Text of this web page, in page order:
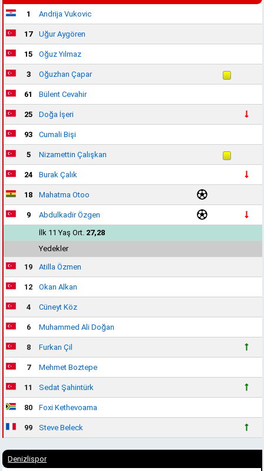
1 Andrija Vukovic
17 Uğur Aygören
15 Oğuz Yılmaz
3 Oğuzhan Çapar
61 Bülent Cevahir
25 Doğa İşeri
93 Cumali Bişi
5 Nizamettin Çalışkan
24 Burak Çalık
18 Mahatma Otoo
9
Abdulkadir Özgen
İlk 11 Yaş Ort. 27,28
Yedekler
19 Atilla Özmen
12 Okan Alkan
4 Cüneyt Köz
6 Muhammed Ali Doğan
8 Furkan Çil
7 Mehmet Boztepe
11 Sedat Şahintürk
80 Foxi Kethevoama
99 Steve Beleck
Denizlispor